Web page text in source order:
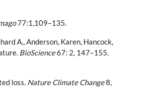
77:1,109–135.
A., Anderson, Karen, Hancock,
BioScience67: 2, 147–155.
loss. Nature Climate Change8,